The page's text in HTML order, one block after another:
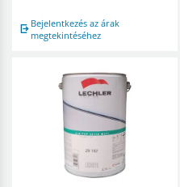
Bejelentkezés az árak
megtekintéséhez